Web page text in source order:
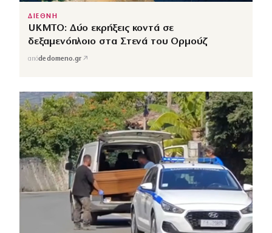
ΔΙΕΘΝΗ
UKMTO: Δύο εκρήξεις κοντά σε
δεξαμενόπλοιο στα Στενά του Ορμούζ
απόdedomeno.gr ↗